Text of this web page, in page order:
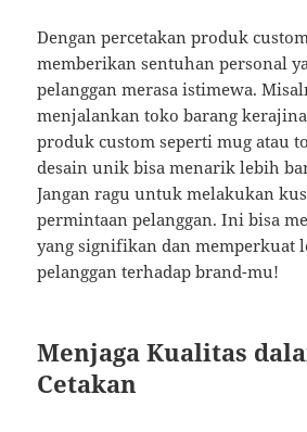
Dengan percetakan produk
memberikan sentuhan personal
pelanggan merasa istimewa.
menjalankan toko barang
produk custom seperti mug atau
desain unik bisa menarik lebih
Jangan ragu untuk melakukan
permintaan pelanggan. Ini bisa
yang signifikan dan memperkuat
pelanggan terhadap brand-mu!
Menjaga Kualitas
Cetakan